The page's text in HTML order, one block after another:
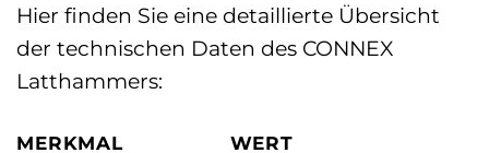
Hier finden Sie eine detaillierte Übersicht
der technischen Daten des CONNEX
Latthammers:
MERKMAL
WERT